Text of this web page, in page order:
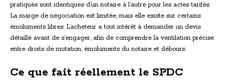
pratiqués sont identiques d’un notaire à l’autre pour les actes tarifés.
La marge de négociation est limitée, mais elle existe sur certains
émoluments libres. L’acheteur a tout intérêt à demander un devis
détaillé avant de s’engager, afin de comprendre la ventilation précise
entre droits de mutation, émoluments du notaire et débours.
Ce que fait réellement le SPDC